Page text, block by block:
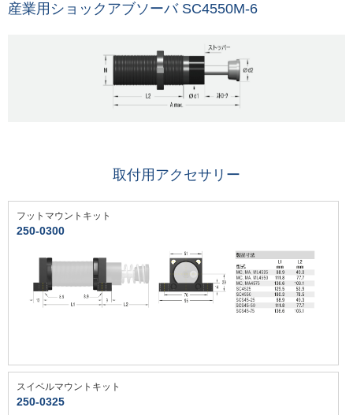
産業用ショックアブソーバ SC4550M-6
取付用アクセサリー
フットマウントキット
250-0300
スイベルマウントキット
250-0325